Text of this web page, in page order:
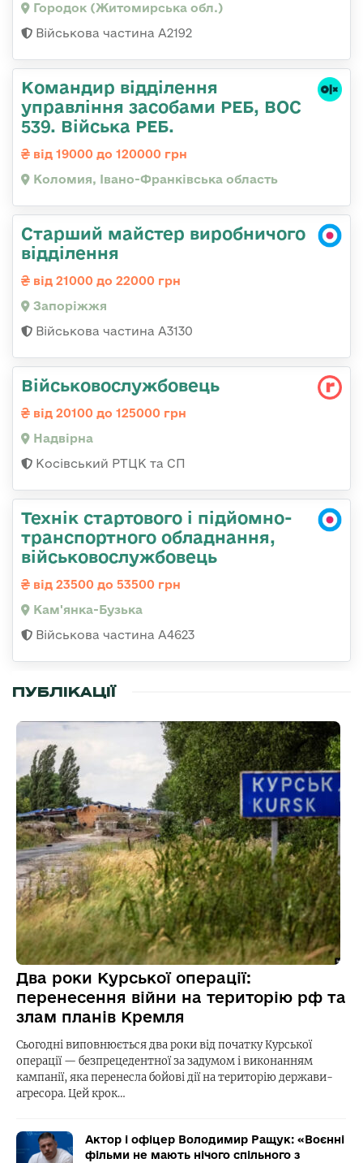
Городок (Житомирська обл.)
Військова частина А2192
Командир відділення
управління засобами РЕБ, ВОС
539. Війська РЕБ.
від 19000 до 120000 грн
Коломия, Івано-Франківська область
Старший майстер виробничого
відділення
від 21000 до 22000 грн
Запоріжжя
Військова частина А3130
Військовослужбовець
від 20100 до 125000 грн
Надвірна
Косівський РТЦК та СП
Технік стартового і підйомно-
транспортного обладнання,
військовослужбовець
від 23500 до 53500 грн
Кам'янка-Бузька
Військова частина А4623
ПУБЛІКАЦІЇ
Два роки Курської операції:
перенесення війни на територію рф та
злам планів Кремля
Сьогодні виповнюється два роки від початку Курської
операції — безпрецедентної за задумом і виконанням
кампанії, яка перенесла бойові дії на територію держави-
агресора. Цей крок…
Актор і офіцер Володимир Ращук: «Воєнні
фільми не мають нічого спільного з